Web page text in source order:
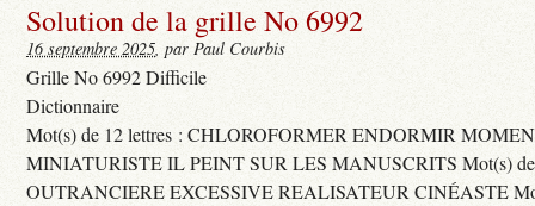
Solution de la grille No 6992
16 septembre 2025, par Paul Courbis
Grille No 6992 Difficile
Dictionnaire
Mot(s) de 12 lettres : CHLOROFORMER ENDORMIR
MINIATURISTE IL PEINT SUR LES MANUSCRITS Mot(s) de
OUTRANCIERE EXCESSIVE REALISATEUR CINÉASTE